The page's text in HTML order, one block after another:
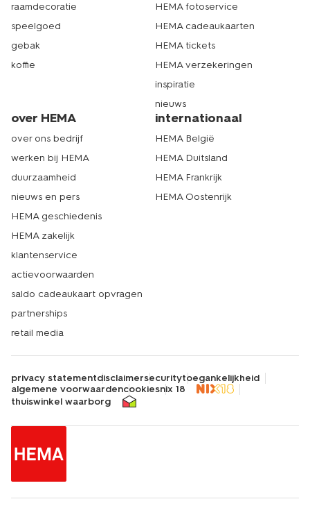
raamdecoratie
speelgoed
gebak
koffie
HEMA fotoservice
HEMA cadeaukaarten
HEMA tickets
HEMA verzekeringen
inspiratie
nieuws
over HEMA
over ons bedrijf
werken bij HEMA
duurzaamheid
nieuws en pers
HEMA geschiedenis
HEMA zakelijk
klantenservice
actievoorwaarden
saldo cadeaukaart opvragen
partnerships
retail media
internationaal
HEMA België
HEMA Duitsland
HEMA Frankrijk
HEMA Oostenrijk
privacy statementdisclaimersecuritytoegankelijkheid
algemene voorwaardencookiesnix 18
thuiswinkel waarborg